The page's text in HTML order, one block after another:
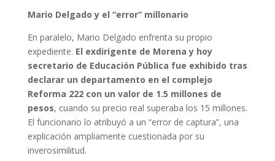
Mario Delgado y el “error” millonario
En paralelo, Mario Delgado enfrenta su propio
expediente. El exdirigente de Morena y hoy
secretario de Educación Pública fue exhibido tras
declarar un departamento en el complejo
Reforma 222 con un valor de 1.5 millones de
pesos, cuando su precio real superaba los 15 millones.
El funcionario lo atribuyó a un “error de captura”, una
explicación ampliamente cuestionada por su
inverosimilitud.